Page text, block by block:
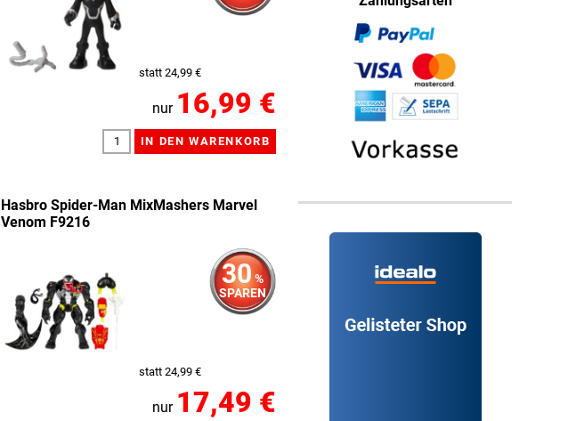
statt 24,99 €
nur 16,99 €
Hasbro Spider-Man MixMashers Marvel
Venom F9216
30 %
SPAREN
statt 24,99 €
nur 17,49 €